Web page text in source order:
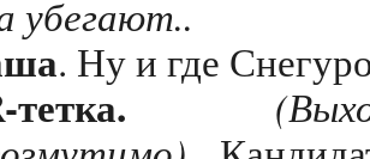
убегают..
. Ну и где